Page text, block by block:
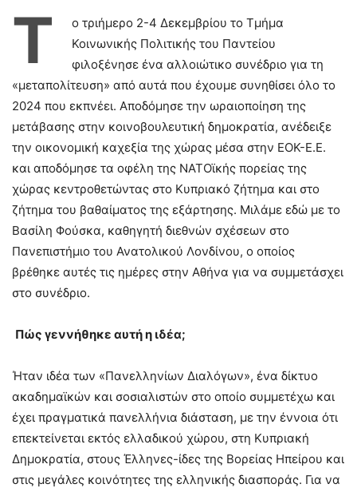
Τ
ο τριήμερο 2-4 Δεκεμβρίου το Τμήμα
Κοινωνικής Πολιτικής του Παντείου
φιλοξένησε ένα αλλοιώτικο συνέδριο για τη
«μεταπολίτευση» από αυτά που έχουμε συνηθίσει όλο το
2024 που εκπνέει. Αποδόμησε την ωραιοποίηση της
μετάβασης στην κοινοβουλευτική δημοκρατία, ανέδειξε
την οικονομική καχεξία της χώρας μέσα στην ΕΟΚ-Ε.Ε.
και αποδόμησε τα οφέλη της ΝΑΤΟϊκής πορείας της
χώρας κεντροθετώντας στο Κυπριακό ζήτημα και στο
ζήτημα του βαθαίματος της εξάρτησης. Μιλάμε εδώ με το
Βασίλη Φούσκα, καθηγητή διεθνών σχέσεων στο
Πανεπιστήμιο του Ανατολικού Λονδίνου, ο οποίος
βρέθηκε αυτές τις ημέρες στην Αθήνα για να συμμετάσχει
στο συνέδριο.
Πώς γεννήθηκε αυτή η ιδέα;
Ήταν ιδέα των «Πανελληνίων Διαλόγων», ένα δίκτυο
ακαδημαϊκών και σοσιαλιστών στο οποίο συμμετέχω και
έχει πραγματικά πανελλήνια διάσταση, με την έννοια ότι
επεκτείνεται εκτός ελλαδικού χώρου, στη Κυπριακή
Δημοκρατία, στους Έλληνες-ίδες της Βορείας Ηπείρου και
στις μεγάλες κοινότητες της ελληνικής διασποράς. Για να